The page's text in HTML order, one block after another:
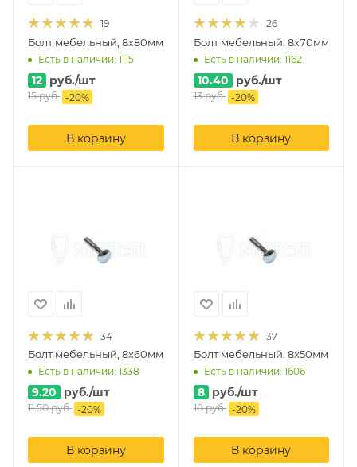
19
Болт мебельный, 8х80мм
Есть в наличии: 1115
12 руб./шт
15руб. -20%
В корзину
26
Болт мебельный, 8х70мм
Есть в наличии: 1162
10.40 руб./шт
13руб. -20%
В корзину
34
Болт мебельный, 8х60мм
Есть в наличии: 1338
9.20 руб./шт
11.50руб. -20%
В корзину
37
Болт мебельный, 8х50мм
Есть в наличии: 1606
8 руб./шт
10руб. -20%
В корзину